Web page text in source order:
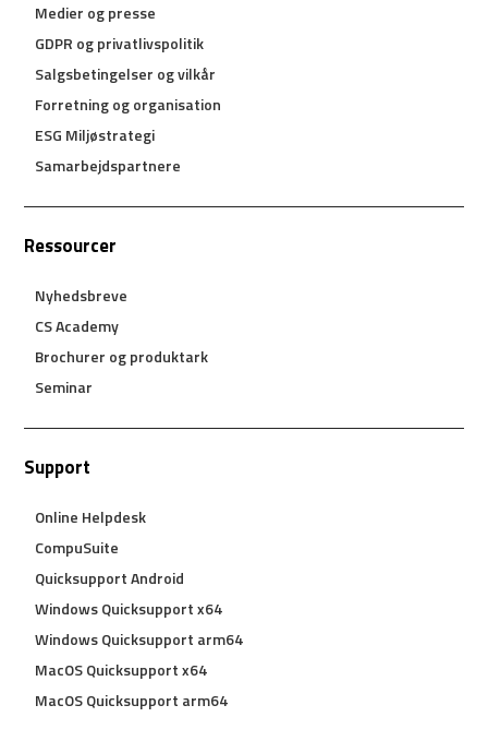
Medier og presse
GDPR og privatlivspolitik
Salgsbetingelser og vilkår
Forretning og organisation
ESG Miljøstrategi
Samarbejdspartnere
Ressourcer
Nyhedsbreve
CS Academy
Brochurer og produktark
Seminar
Support
Online Helpdesk
CompuSuite
Quicksupport Android
Windows Quicksupport x64
Windows Quicksupport arm64
MacOS Quicksupport x64
MacOS Quicksupport arm64